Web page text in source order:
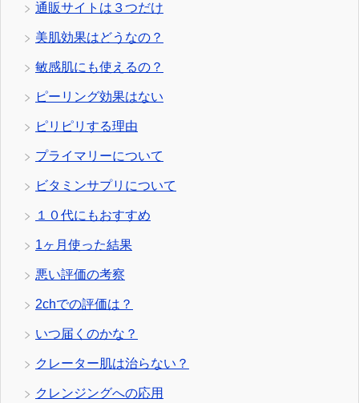
通販サイトは３つだけ
美肌効果はどうなの？
敏感肌にも使えるの？
ピーリング効果はない
ピリピリする理由
プライマリーについて
ビタミンサプリについて
１０代にもおすすめ
1ヶ月使った結果
悪い評価の考察
2chでの評価は？
いつ届くのかな？
クレーター肌は治らない？
クレンジングへの応用